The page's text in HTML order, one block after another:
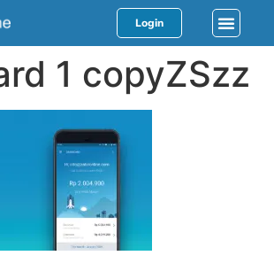
Login
1 copyZSzz